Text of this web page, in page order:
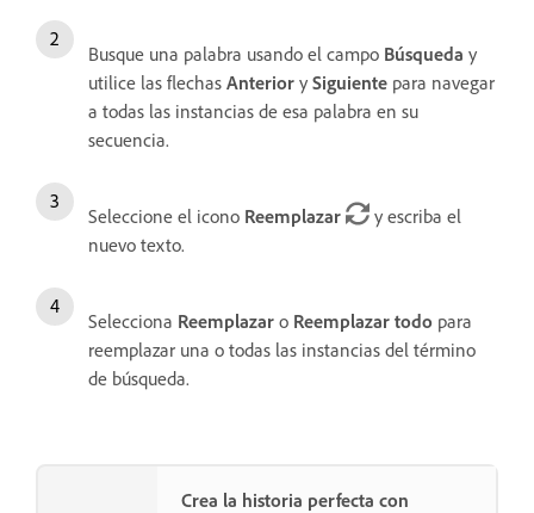
Busque una palabra usando el campo Búsqueda y
utilice las flechas Anterior y Siguiente para navegar
a todas las instancias de esa palabra en su
secuencia.
Seleccione el icono Reemplazar
y escriba el
nuevo texto.
Selecciona Reemplazar o Reemplazar todo para
reemplazar una o todas las instancias del término
de búsqueda.
Crea la historia perfecta con